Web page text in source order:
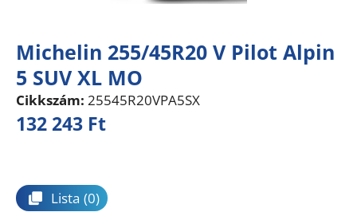
Michelin 255/45R20 V Pilot Alpin
5 SUV XL MO
Cikkszám: 25545R20VPA5SX
132 243 Ft
Lista (0)